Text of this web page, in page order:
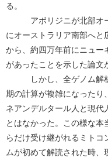
る。
アボリジニが北部オー
にオーストラリア南部へ
から、約四万年前にニュー
があったことを示した論
しかし、全ゲノム解析
期の計算が複雑になったり
ネアンデルタール人と現
とはなかった。この様な
らだけ受け継がれるミト
ムが初めて解読された時